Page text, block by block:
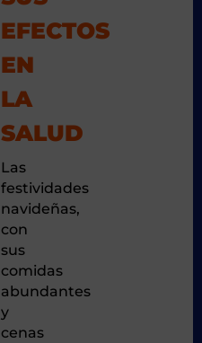
EFECTOS
EN
LA
SALUD
Las
festividades
navideñas,
con
sus
comidas
abundantes
y
cenas